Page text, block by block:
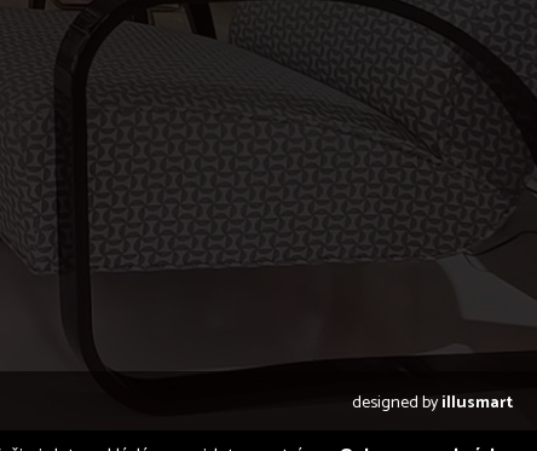
designed byillusmart